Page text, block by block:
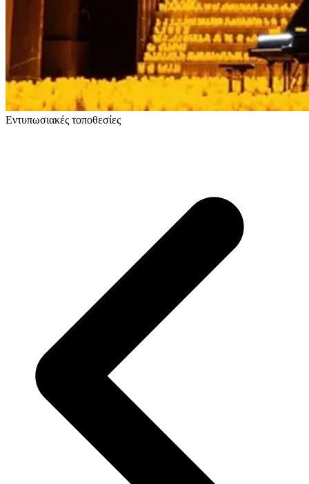
Εντυπωσιακές τοποθεσίες